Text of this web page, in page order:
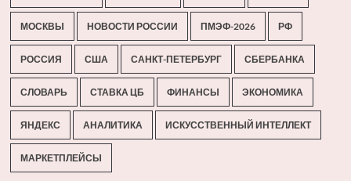
МОСКВЫ НОВОСТИ РОССИИ ПМЭФ-2026 РФ
РОССИЯ США САНКТ-ПЕТЕРБУРГ СБЕРБАНКА
СЛОВАРЬ СТАВКА ЦБ ФИНАНСЫ ЭКОНОМИКА
ЯНДЕКС АНАЛИТИКА ИСКУССТВЕННЫЙ ИНТЕЛЛЕКТ
МАРКЕТПЛЕЙСЫ